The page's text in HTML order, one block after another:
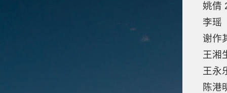
姚倩
李瑶
谢作
王湘
王永
陈港